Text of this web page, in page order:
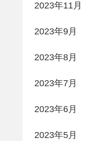
2023年11月
2023年9月
2023年8月
2023年7月
2023年6月
2023年5月